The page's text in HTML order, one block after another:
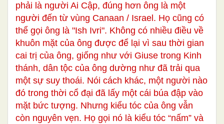
phải là người Ai Cập, đúng hơn ông là một
người đến từ vùng Canaan / Israel. Họ cũng có
thể gọi ông là "Ish Ivri". Không có nhiều điều về
khuôn mặt của ông được để lại vì sau thời gian
cai trị của ông, giống như với Giuse trong Kinh
thánh, dân tộc của ông dường như đã trải qua
một sự suy thoái. Nói cách khác, một người nào
đó trong thời cổ đại đã lấy một cái búa đập vào
mặt bức tượng. Nhưng kiểu tóc của ông vẫn
còn nguyên vẹn. Họ gọi nó là kiểu tóc “nấm” và